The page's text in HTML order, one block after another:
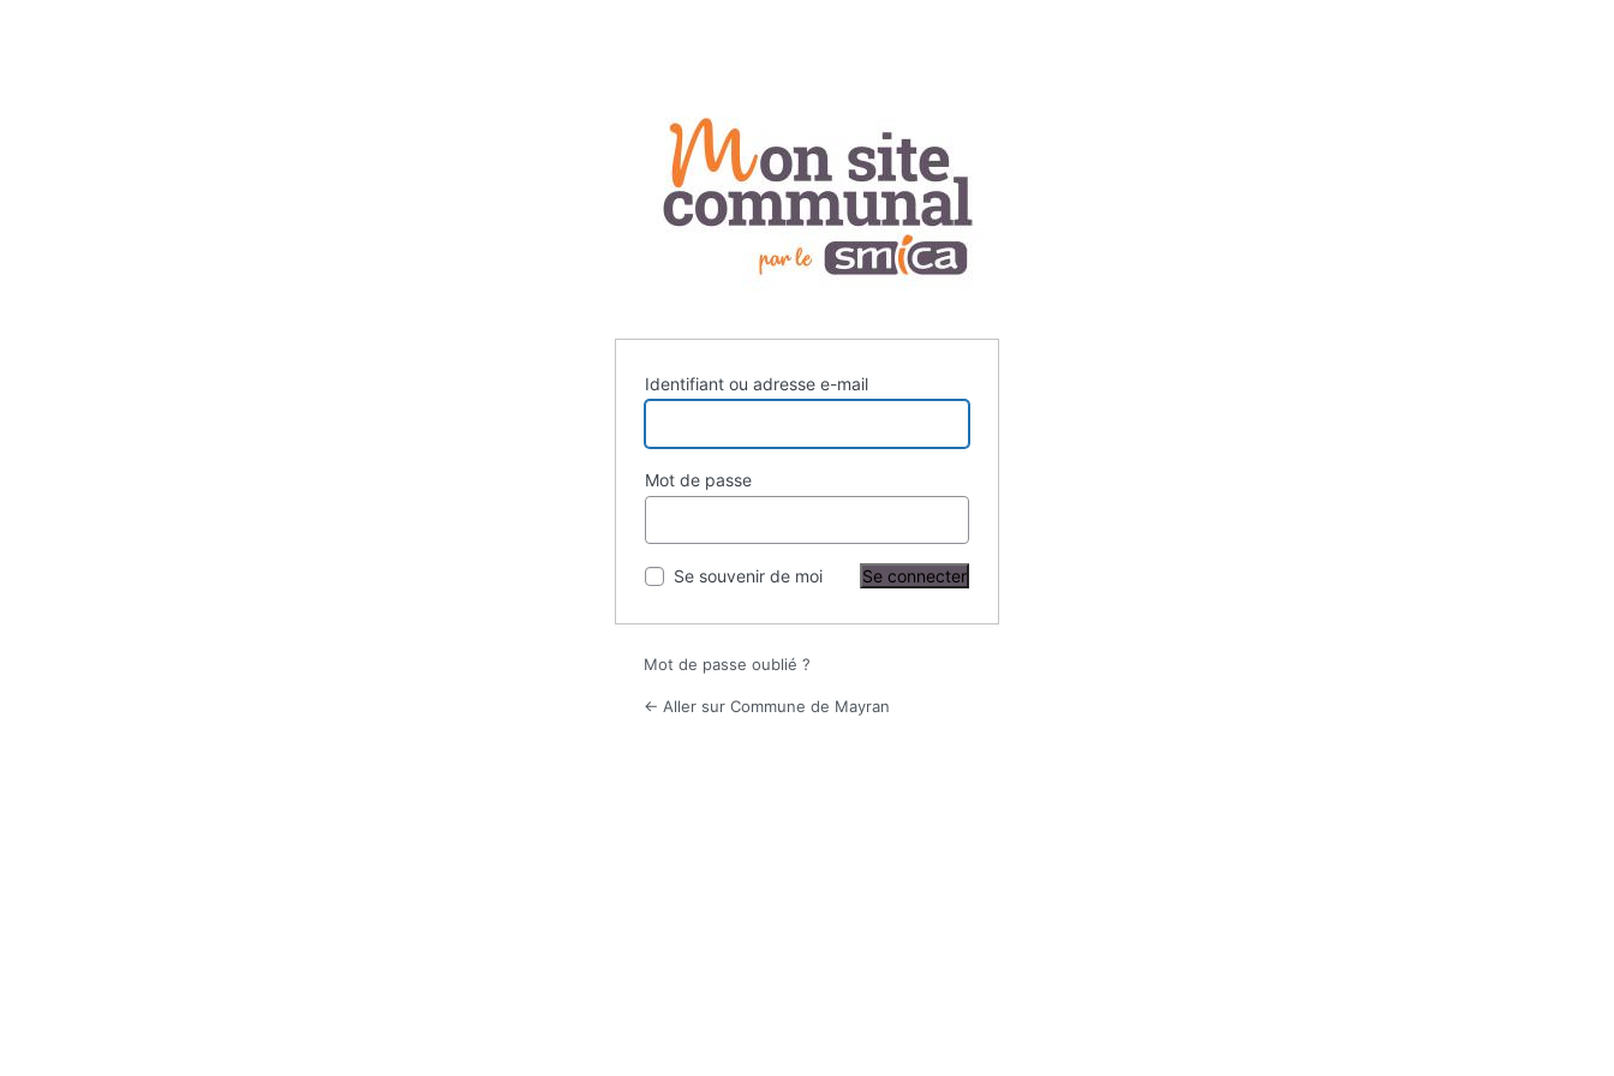
Identifiant ou adresse e-mail
Mot de passe
Se souvenir de moi
Mot de passe oublié ?
← Aller sur Commune de Mayran